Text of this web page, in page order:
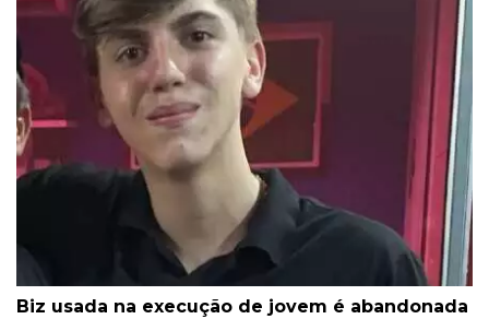
Biz usada na execução de jovem é abandonada